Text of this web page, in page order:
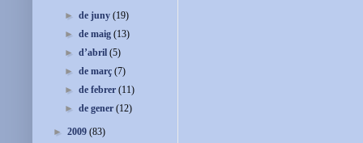
►de juny(19)
►de maig(13)
►d’abril(5)
►de març(7)
►de febrer(11)
►de gener(12)
► 2009 (83)